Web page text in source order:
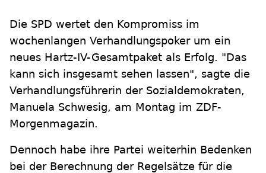
Die SPD wertet den Kompromiss im
wochenlangen Verhandlungspoker um ein
neues Hartz-IV-Gesamtpaket als Erfolg. "Das
kann sich insgesamt sehen lassen", sagte die
Verhandlungsführerin der Sozialdemokraten,
Manuela Schwesig, am Montag im ZDF-
Morgenmagazin.
Dennoch habe ihre Partei weiterhin Bedenken
bei der Berechnung der Regelsätze für die